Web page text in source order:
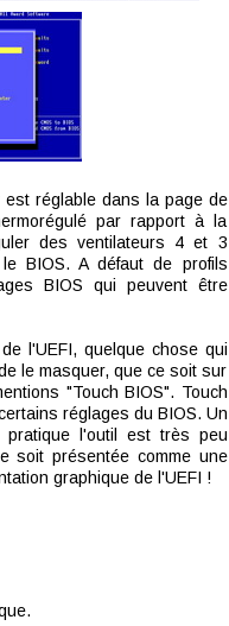
réglable dans la page de
par rapport à la
des ventilateurs 4 et 3
BIOS. A défaut de profils
BIOS qui peuvent être
l'UEFI, quelque chose qui
le masquer, que ce soit sur
"Touch BIOS". Touch
réglages du BIOS. Un
l'outil est très peu
soit présentée comme une
graphique de l'UEFI !